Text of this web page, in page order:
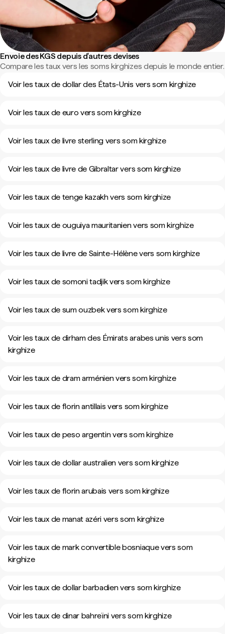
Envoie des KGS depuis d'autres devises
Compare les taux vers les soms kirghizes depuis le monde entier.
Voir les taux de dollar des États-Unis vers som kirghize
Voir les taux de euro vers som kirghize
Voir les taux de livre sterling vers som kirghize
Voir les taux de livre de Gibraltar vers som kirghize
Voir les taux de tenge kazakh vers som kirghize
Voir les taux de ouguiya mauritanien vers som kirghize
Voir les taux de livre de Sainte-Hélène vers som kirghize
Voir les taux de somoni tadjik vers som kirghize
Voir les taux de sum ouzbek vers som kirghize
Voir les taux de dirham des Émirats arabes unis vers som
kirghize
Voir les taux de dram arménien vers som kirghize
Voir les taux de florin antillais vers som kirghize
Voir les taux de peso argentin vers som kirghize
Voir les taux de dollar australien vers som kirghize
Voir les taux de florin arubais vers som kirghize
Voir les taux de manat azéri vers som kirghize
Voir les taux de mark convertible bosniaque vers som
kirghize
Voir les taux de dollar barbadien vers som kirghize
Voir les taux de dinar bahreïni vers som kirghize